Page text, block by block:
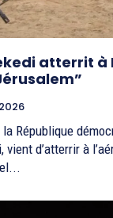
atterrit à
République
vient d’atterrir à